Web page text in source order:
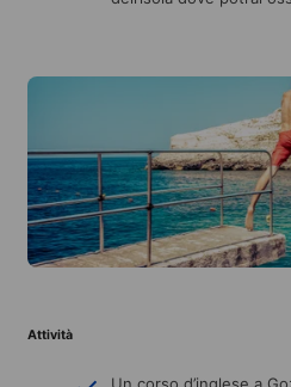
Attività
Un corso d’inglese a